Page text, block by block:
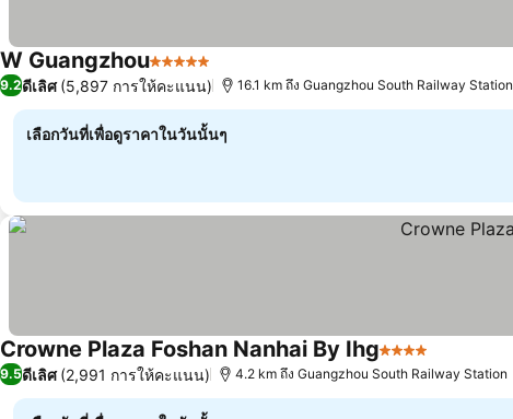
W Guangzhou5 ดาว ดูราคา
9.2ดีเลิศ (5,897 การให้คะแนน) 16.1 km ถึง Guangzhou South Railway Station
เลือกวันที่เพื่อดูราคาในวันนั้นๆ
Crowne Plaza Foshan Nanhai By Ihg4 ดาว
9.5ดีเลิศ (2,991 การให้คะแนน) 4.2 km ถึง Guangzhou South Railway Station